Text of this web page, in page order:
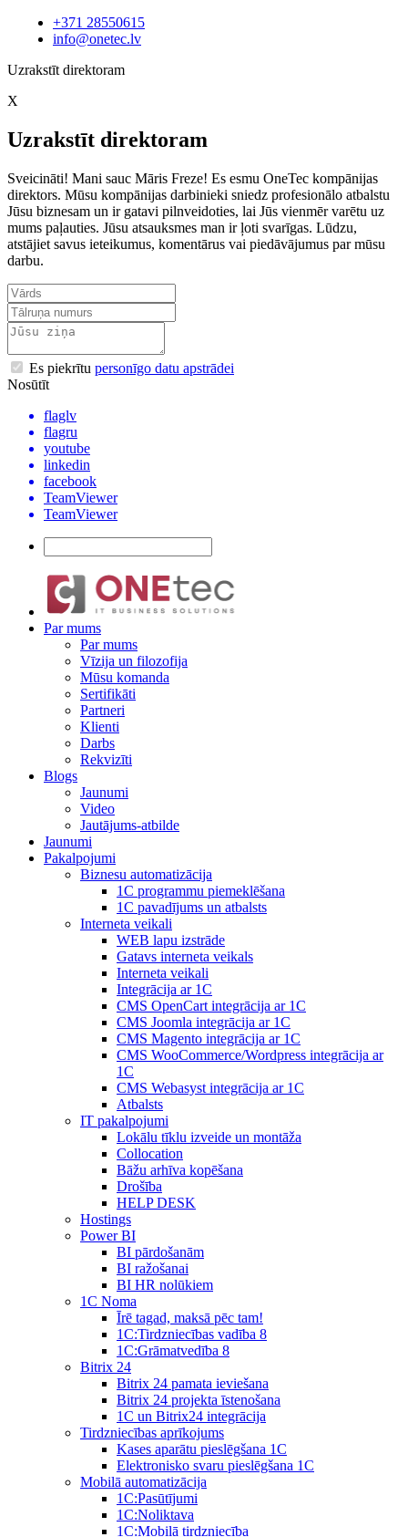
+371 28550615
info@onetec.lv
Uzrakstīt direktoram
X
Uzrakstīt direktoram
Sveicināti! Mani sauc Māris Freze! Es esmu OneTec kompānijas
direktors. Mūsu kompānijas darbinieki sniedz profesionālo atbalstu
Jūsu biznesam un ir gatavi pilnveidoties, lai Jūs vienmēr varētu uz
mums paļauties. Jūsu atsauksmes man ir ļoti svarīgas. Lūdzu,
atstājiet savus ieteikumus, komentārus vai piedāvājumus par mūsu
darbu.
Es piekrītu personīgo datu apstrādei
Nosūtīt
flaglv
flagru
youtube
linkedin
facebook
TeamViewer
TeamViewer
Par mums
Par mums
Vīzija un filozofija
Mūsu komanda
Sertifikāti
Partneri
Klienti
Darbs
Rekvizīti
Blogs
Jaunumi
Video
Jautājums-atbilde
Jaunumi
Pakalpojumi
Biznesu automatizācija
1С programmu piemeklēšana
1С pavadījums un atbalsts
Interneta veikali
WEB lapu izstrāde
Gatavs interneta veikals
Interneta veikali
Integrācija ar 1C
CMS OpenCart integrācija ar 1C
CMS Joomla integrācija ar 1C
CMS Magento integrācija ar 1C
CMS WooCommerce/Wordpress integrācija ar
1C
CMS Webasyst integrācija ar 1C
Atbalsts
IT pakalpojumi
Lokālu tīklu izveide un montāža
Collocation
Bāžu arhīva kopēšana
Drošība
HELP DESK
Hostings
Power BI
BI pārdošanām
BI ražošanai
BI HR nolūkiem
1C Noma
Īrē tagad, maksā pēc tam!
1С:Tirdzniecības vadība 8
1С:Grāmatvedība 8
Bitrix 24
Bitrix 24 pamata ieviešana
Bitrix 24 projekta īstenošana
1C un Bitrix24 integrācija
Tirdzniecības aprīkojums
Kases aparātu pieslēgšana 1C
Elektronisko svaru pieslēgšana 1C
Mobilā automatizācija
1С:Pasūtījumi
1С:Noliktava
1С:Mobilā tirdzniecība